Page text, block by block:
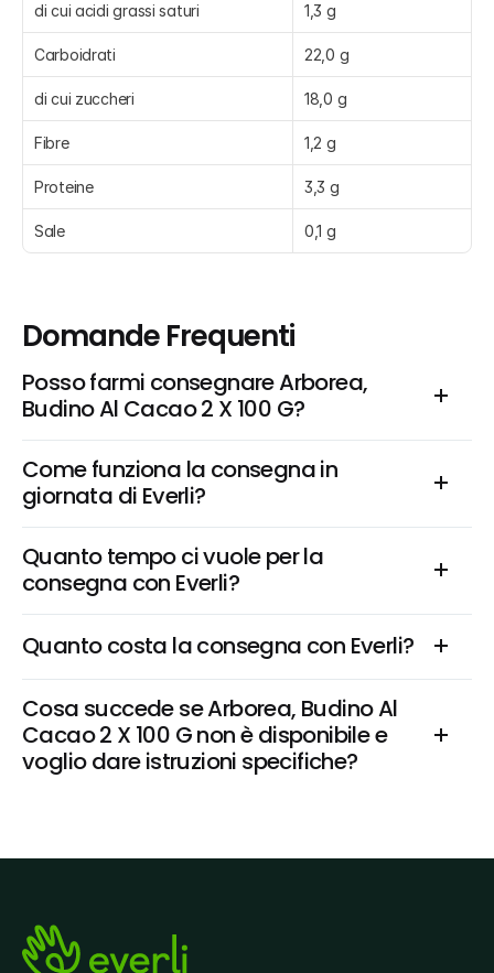
di cui acidi grassi saturi 1,3 g
Carboidrati 22,0 g
di cui zuccheri 18,0 g
Fibre 1,2 g
Proteine 3,3 g
Sale 0,1 g
Domande Frequenti
Posso farmi consegnare Arborea,
Budino Al Cacao 2 X 100 G?
Come funziona la consegna in
giornata di Everli?
Quanto tempo ci vuole per la
consegna con Everli?
Quanto costa la consegna con Everli?
Cosa succede se Arborea, Budino Al
Cacao 2 X 100 G non è disponibile e
voglio dare istruzioni specifiche?